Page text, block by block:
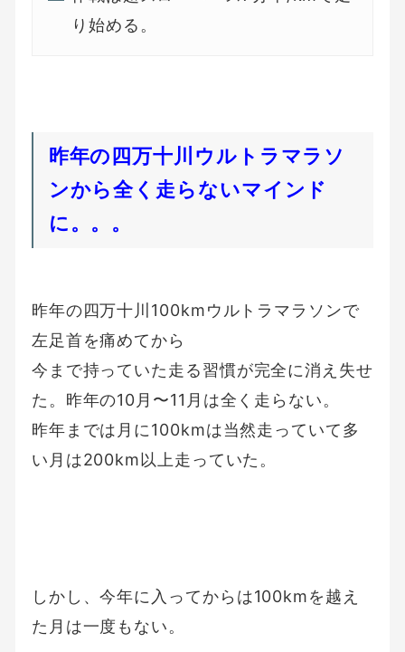
り始める。
昨年の四万十川ウルトラマラソ
ンから全く走らないマインド
に。。。
昨年の四万十川100kmウルトラマラソンで
左足首を痛めてから
今まで持っていた走る習慣が完全に消え失せ
た。昨年の10月〜11月は全く走らない。
昨年までは月に100kmは当然走っていて多
い月は200km以上走っていた。
しかし、今年に入ってからは100kmを越え
た月は一度もない。